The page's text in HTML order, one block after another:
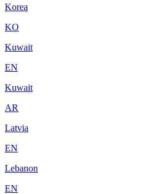
Korea
KO
Kuwait
EN
Kuwait
AR
Latvia
EN
Lebanon
EN